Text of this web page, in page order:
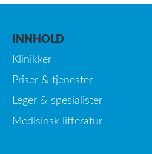
INNHOLD
Klinikker
Priser & tjenester
Leger & spesialister
Medisinsk litteratur